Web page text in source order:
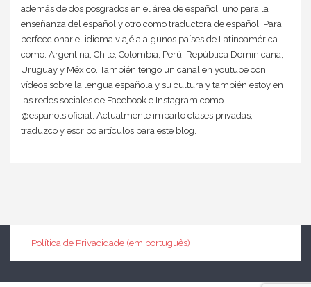
además de dos posgrados en el área de español: uno para la
enseñanza del español y otro como traductora de español. Para
perfeccionar el idioma viajé a algunos países de Latinoamérica
como: Argentina, Chile, Colombia, Perú, República Dominicana,
Uruguay y México. También tengo un canal en youtube con
vídeos sobre la lengua española y su cultura y también estoy en
las redes sociales de Facebook e Instagram como
@espanolsioficial. Actualmente imparto clases privadas,
traduzco y escribo artículos para este blog.
Política de Privacidade (em português)